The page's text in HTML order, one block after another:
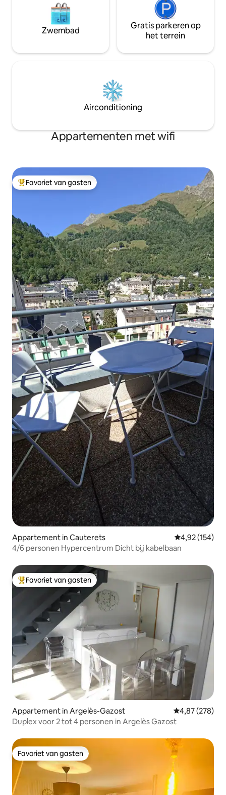
Zwembad
Gratis parkeren op
het terrein
Airconditioning
Appartementen met wifi
Topfavoriet van gasten
Favoriet van gasten
Appartement in Cauterets Gemiddelde
4,92 (154)
4/6 personen Hypercentrum Dicht bij kabelbaan
Topfavoriet van gasten
Favoriet van gasten
Appartement in Argelès-Gazost Gemiddelde
4,87 (278)
Duplex voor 2 tot 4 personen in Argelès Gazost
Favoriet van gasten
Favoriet van gasten